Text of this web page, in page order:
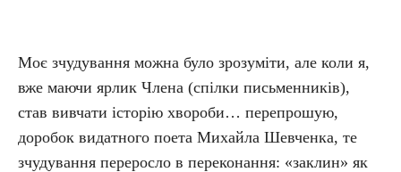
Моє зчудування можна було зрозуміти, але коли я,
вже маючи ярлик Члена (спілки письменників),
став вивчати історію хвороби… перепрошую,
доробок видатного поета Михайла Шевченка, те
зчудування переросло в переконання: «заклин» як